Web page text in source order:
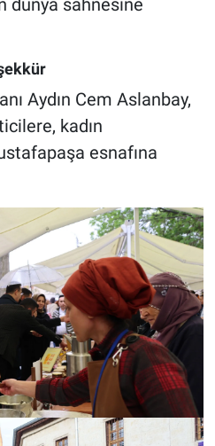
dünya sahnesine
Aydın Cem Aslanbay,
kadın
esnafına